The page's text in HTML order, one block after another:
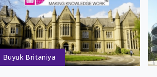
Buyuk Britaniya